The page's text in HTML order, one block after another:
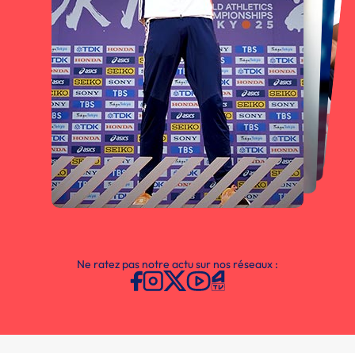
Ne ratez pas notre actu sur nos réseaux :